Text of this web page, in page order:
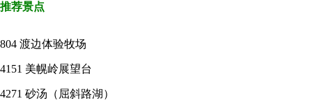
推荐景点
804 渡边体验牧场
4151 美幌岭展望台
4271 砂汤（屈斜路湖）